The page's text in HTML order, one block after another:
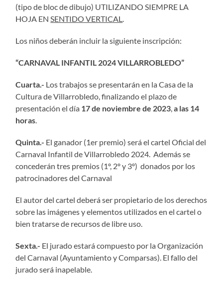
(tipo de bloc de dibujo) UTILIZANDO SIEMPRE LA
HOJA EN SENTIDO VERTICAL
Los niños deberán incluir la siguiente inscripción:
“CARNAVAL INFANTIL 2024 VILLARROBLEDO”
Cuarta.- Los trabajos se presentarán en la Casa de la
Cultura de Villarrobledo, finalizando el plazo de
presentación el día 17 de noviembre de 2023 ,a las 14
horas
Quinta.- El ganador (1er premio) será el cartel Oficial del
Carnaval Infantil de Villarrobledo 2024. Además se
concederán tres premios (1º, 2º y 3º) donados por los
patrocinadores del Carnaval
El autor del cartel deberá ser propietario de los derechos
sobre las imágenes y elementos utilizados en el cartel o
bien tratarse de recursos de libre uso.
Sexta.- El jurado estará compuesto por la Organización
del Carnaval (Ayuntamiento y Comparsas). El fallo del
jurado será inapelable.